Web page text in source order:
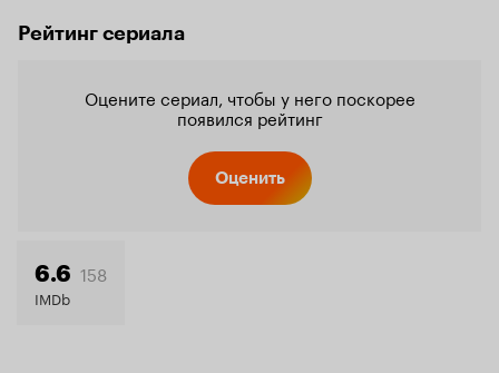
Рейтинг сериала
Оцените сериал, чтобы у него поскорее
появился рейтинг
Оценить
6.6 158
IMDb